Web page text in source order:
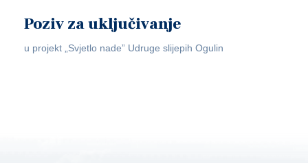
Poziv za uključivanje
u projekt „Svjetlo nade” Udruge slijepih Ogulin